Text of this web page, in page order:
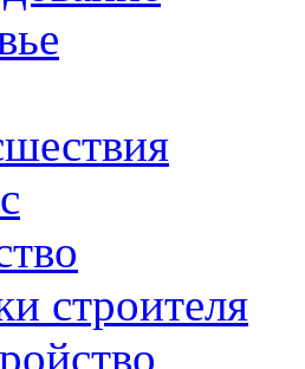
строителя